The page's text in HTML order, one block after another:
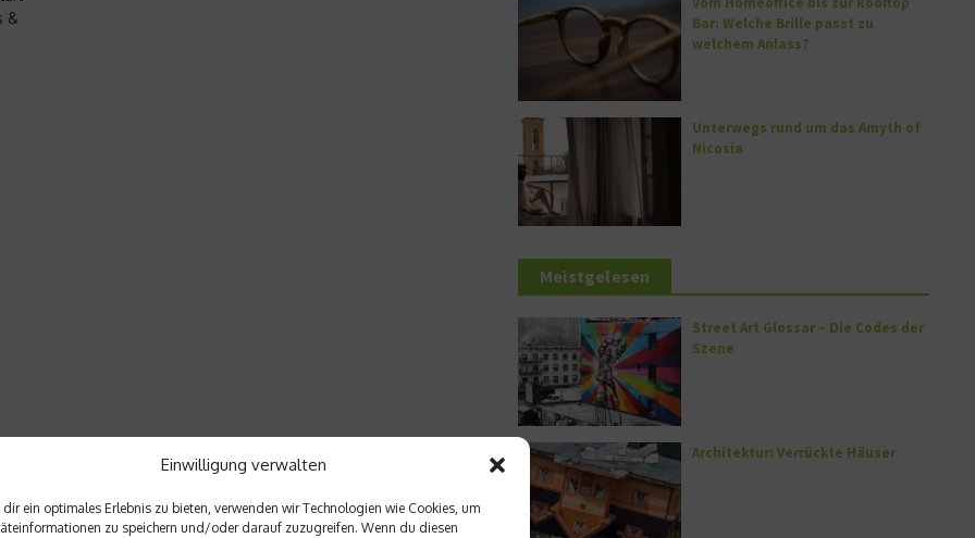
Einwilligung verwalten
dir ein optimales Erlebnis zu bieten, verwenden wir Technologien wie Cookies, um
zu speichern und/oder darauf zuzugreifen. Wenn du diesen
&
Bar: Welche Brille passt zu
welchem Anlass?
Unterwegs rund um das Amyth of
Nicosia
Meistgelesen
Street Art Glossar – Die Codes der
Szene
Architektur: Verrückte Häuser